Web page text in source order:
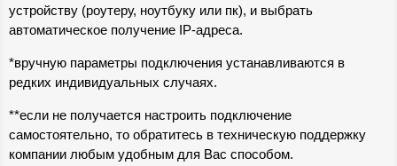
устройству (роутеру, ноутбуку или пк), и выбрать
автоматическое получение IP-адреса.
*вручную параметры подключения устанавливаются в
редких индивидуальных случаях.
**если не получается настроить подключение
самостоятельно, то обратитесь в техническую поддержку
компании любым удобным для Вас способом.